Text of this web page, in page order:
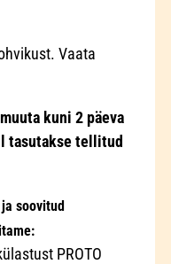
Vaata
kuni 2 päeva
tasutakse tellitud
soovitud
PROTO